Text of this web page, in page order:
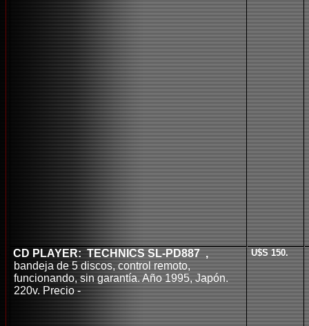
CD PLAYER: TECHNICS SL-PD887 ,
bandeja de 5 discos, control remoto,
funcionando, sin garantía. Año 1995, Japón.
220v. Precio -
U$S 150.